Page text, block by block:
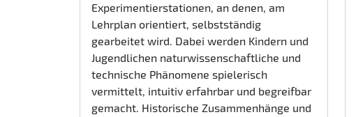
Experimentierstationen, an denen, am
Lehrplan orientiert, selbstständig
gearbeitet wird. Dabei werden Kindern und
Jugendlichen naturwissenschaftliche und
technische Phänomene spielerisch
vermittelt, intuitiv erfahrbar und begreifbar
gemacht. Historische Zusammenhänge und